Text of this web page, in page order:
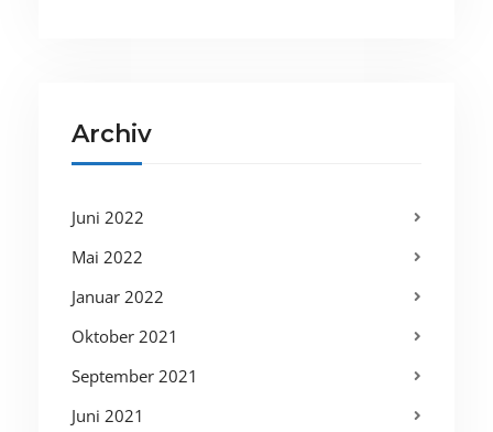
Archiv
Juni 2022
Mai 2022
Januar 2022
Oktober 2021
September 2021
Juni 2021